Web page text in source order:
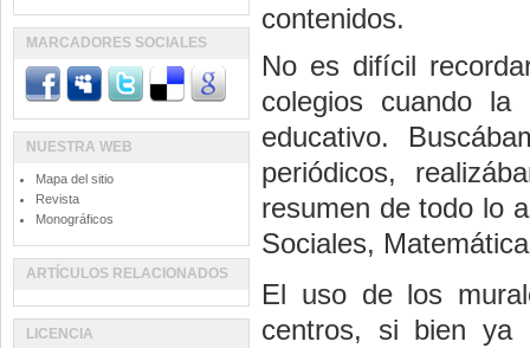
contenidos.
No es difícil
colegios cuando
educativo.
periódicos,
resumen de todo lo
Sociales,
El uso de los
centros, si bien ya
MARCADORES SOCIALES
NUESTRA WEB
Mapa del sitio
Revista
Monográficos
ARTÍCULOS RELACIONADOS
LICENCIA